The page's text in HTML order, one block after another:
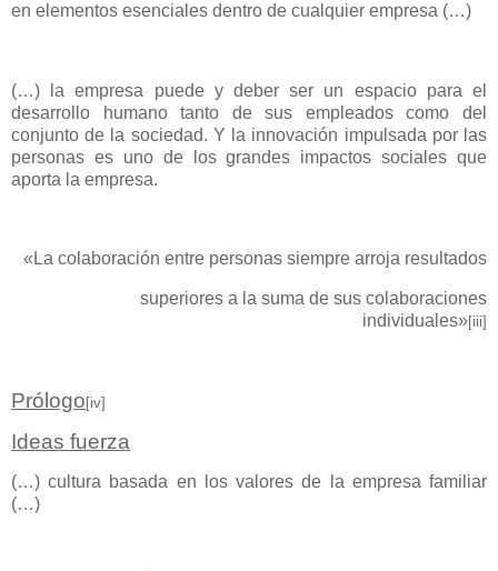
en elementos esenciales dentro de cualquier empresa (…)
(…) la empresa puede y deber ser un espacio para el
desarrollo humano tanto de sus empleados como del
conjunto de la sociedad. Y la innovación impulsada por las
personas es uno de los grandes impactos sociales que
aporta la empresa.
«La colaboración entre personas siempre arroja resultados
superiores a la suma de sus colaboraciones
individuales»[iii]
Prólogo [iv]
Ideas fuerza
(…) cultura basada en los valores de la empresa familiar
(…)